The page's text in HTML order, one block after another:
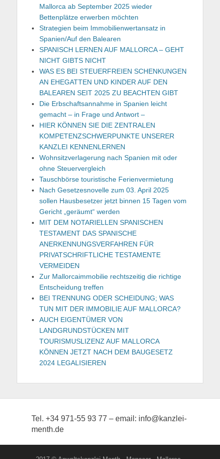
Mallorca ab September 2025 wieder
Bettenplätze erwerben möchten
Strategien beim Immobilienwertansatz in
Spanien/Auf den Balearen
SPANISCH LERNEN AUF MALLORCA – GEHT
NICHT GIBTS NICHT
WAS ES BEI STEUERFREIEN SCHENKUNGEN
AN EHEGATTEN UND KINDER AUF DEN
BALEAREN SEIT 2025 ZU BEACHTEN GIBT
Die Erbschaftsannahme in Spanien leicht
gemacht – in Frage und Antwort –
HIER KÖNNEN SIE DIE ZENTRALEN
KOMPETENZSCHWERPUNKTE UNSERER
KANZLEI KENNENLERNEN
Wohnsitzverlagerung nach Spanien mit oder
ohne Steuervergleich
Tauschbörse touristische Ferienvermietung
Nach Gesetzesnovelle zum 03. April 2025
sollen Hausbesetzer jetzt binnen 15 Tagen vom
Gericht „geräumt“ werden
MIT DEM NOTARIELLEN SPANISCHEN
TESTAMENT DAS SPANISCHE
ANERKENNUNGSVERFAHREN FÜR
PRIVATSCHRIFTLICHE TESTAMENTE
VERMEIDEN
Zur Mallorcaimmobilie rechtszeitig die richtige
Entscheidung treffen
BEI TRENNUNG ODER SCHEIDUNG; WAS
TUN MIT DER IMMOBILIE AUF MALLORCA?
AUCH EIGENTÜMER VON
LANDGRUNDSTÜCKEN MIT
TOURISMUSLIZENZ AUF MALLORCA
KÖNNEN JETZT NACH DEM BAUGESETZ
2024 LEGALISIEREN
Tel. +34 971-55 93 77 – email: info@kanzlei-
menth.de